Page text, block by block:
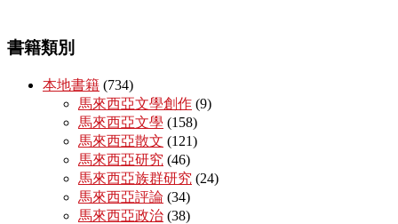
書籍類別
本地書籍 (734)
馬來西亞文學創作 (9)
馬來西亞文學 (158)
馬來西亞散文 (121)
馬來西亞研究 (46)
馬來西亞族群研究 (24)
馬來西亞評論 (34)
馬來西亞政治 (38)